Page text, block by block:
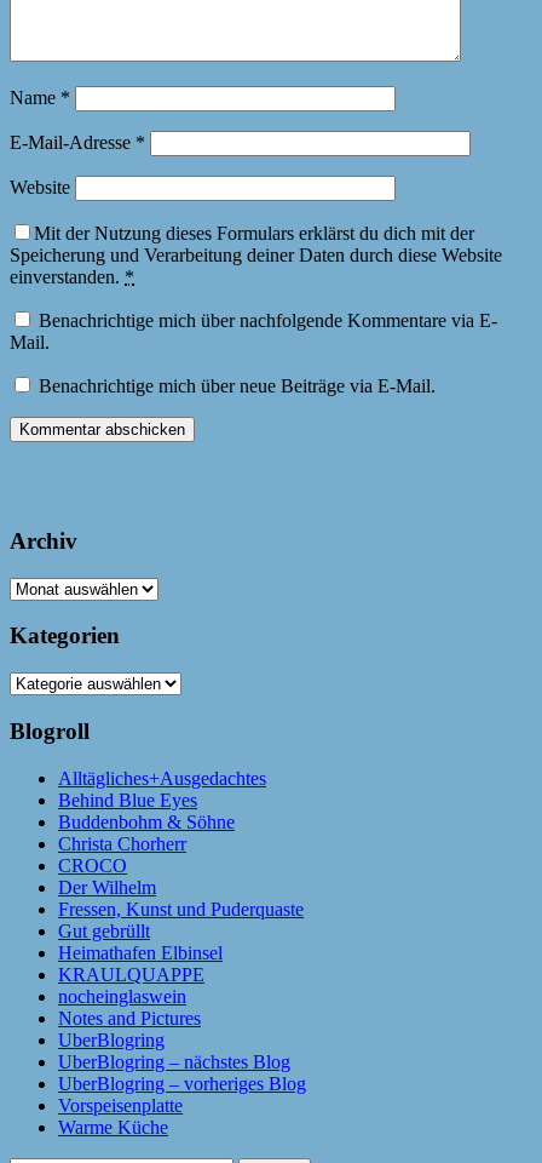
Name *
E-Mail-Adresse *
Website
Mit der Nutzung dieses Formulars erklärst du dich mit der
Speicherung und Verarbeitung deiner Daten durch diese Website
einverstanden. *
Benachrichtige mich über nachfolgende Kommentare via E-
Mail.
Benachrichtige mich über neue Beiträge via E-Mail.
Archiv
Archiv
Kategorien
Kategorien
Blogroll
Alltägliches+Ausgedachtes
Behind Blue Eyes
Buddenbohm & Söhne
Christa Chorherr
CROCO
Der Wilhelm
Fressen, Kunst und Puderquaste
Gut gebrüllt
Heimathafen Elbinsel
KRAULQUAPPE
nocheinglaswein
Notes and Pictures
UberBlogring
UberBlogring – nächstes Blog
UberBlogring – vorheriges Blog
Vorspeisenplatte
Warme Küche